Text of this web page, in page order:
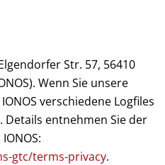
Str. 57, 56410
Wenn Sie unsere
verschiedene Logfiles
Details entnehmen Sie der
gtc/terms-privacy.